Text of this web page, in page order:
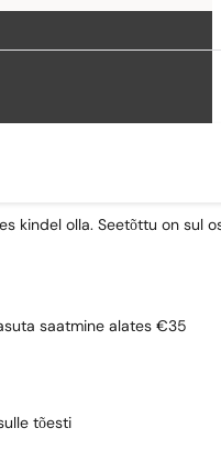
kindel olla. Seetõttu on sul
saatmine alates €35
tõesti